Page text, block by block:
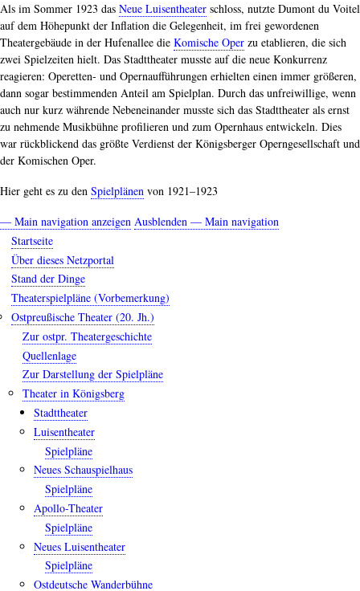
Als im Sommer 1923 das Neue Luisentheater schloss, nutzte Dumont du Voitel
auf dem Höhepunkt der Inflation die Gelegenheit, im frei gewordenen
Theatergebäude in der Hufenallee die Komische Oper zu etablieren, die sich
zwei Spielzeiten hielt. Das Stadttheater musste auf die neue Konkurrenz
reagieren: Operetten- und Opernaufführungen erhielten einen immer größeren,
dann sogar bestimmenden Anteil am Spielplan. Durch das unfreiwillige, wenn
auch nur kurz währende Nebeneinander musste sich das Stadttheater als ernst
zu nehmende Musikbühne profilieren und zum Opernhaus entwickeln. Dies
war rückblickend das größte Verdienst der Königsberger Operngesellschaft und
der Komischen Oper.
Hier geht es zu den Spielplänen von 1921–1923
Main
navigation
— Main navigation anzeigen Ausblenden — Main navigation
Startseite
Über dieses Netzportal
Stand der Dinge
Theaterspielpläne (Vorbemerkung)
Ostpreußische Theater (20. Jh.)
Zur ostpr. Theatergeschichte
Quellenlage
Zur Darstellung der Spielpläne
Theater in Königsberg
Stadttheater
Luisentheater
Spielpläne
Neues Schauspielhaus
Spielpläne
Apollo-Theater
Spielpläne
Neues Luisentheater
Spielpläne
Ostdeutsche Wanderbühne